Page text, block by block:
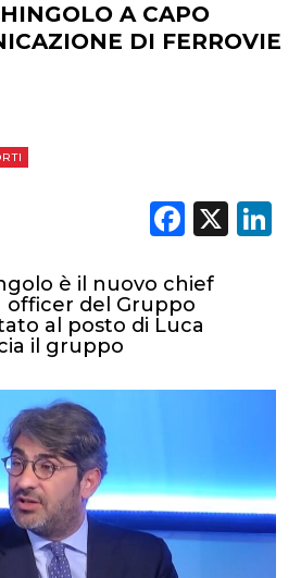
A CAPO
DI FERROVIE
X
è il nuovo chief
del Gruppo
al posto di Luca
il gruppo